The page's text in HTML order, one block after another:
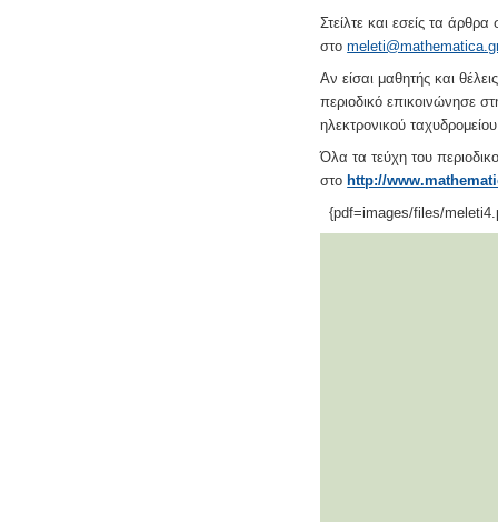
Στείλτε και εσείς τα άρθρα
στο
Αν είσαι μαθητής και
περιοδικό επικοινώνησε
ηλεκτρονικού
Όλα τα τεύχη του
στοhttp://
{pdf=images/files/